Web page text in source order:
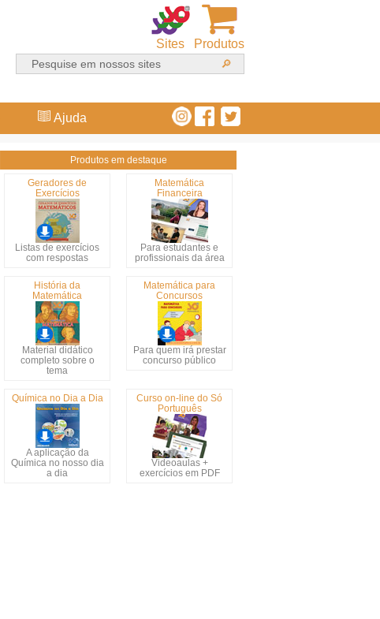
Produtos
Sites
Ajuda
Produtos em destaque
Geradores de
Exercícios
Listas de exercícios
com respostas
Matemática
Financeira
Para estudantes e
profissionais da área
História da
Matemática
Material didático
completo sobre o
tema
Matemática para
Concursos
Para quem irá prestar
concurso público
Química no Dia a Dia
A aplicação da
Química no nosso dia
a dia
Curso on-line do Só
Português
Videoaulas +
exercícios em PDF